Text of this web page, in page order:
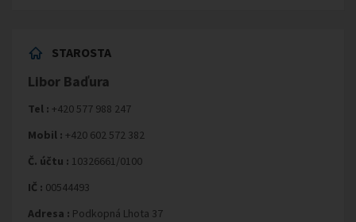
STAROSTA
Libor Baďura
Tel : +420 577 988 247
Mobil : +420 602 572 382
Č. účtu : 10326661/0100
IČ : 00544493
Adresa : Podkopná Lhota 37